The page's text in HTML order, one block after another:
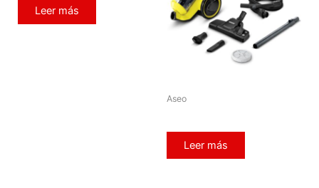
Leer más
Aseo
Leer más